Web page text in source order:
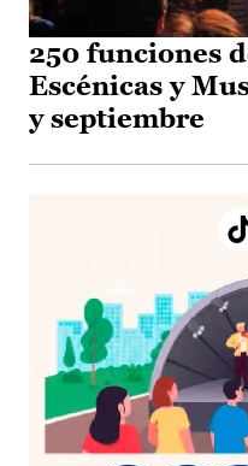
250 funciones
Escénicas y
y septiembre